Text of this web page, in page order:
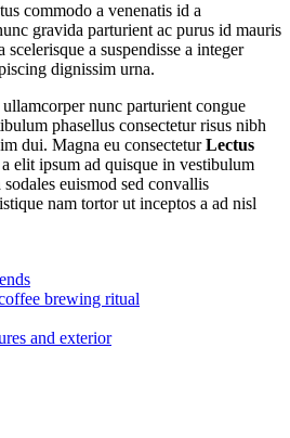
commodo a venenatis id a
gravida parturient ac purus id mauris
a suspendisse a integer
dignissim urna.
nunc parturient congue
phasellus consectetur risus nibh
dui. Magna eu consecteturLectus
elit ipsum ad quisque in vestibulum
euismod sed convallis
nam tortor ut inceptos a ad nisl
brewing ritual
and exterior